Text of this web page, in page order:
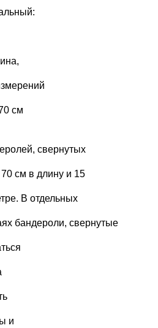
см
свернутых
см в длину и 15
В отдельных
бандероли, свернутые
и